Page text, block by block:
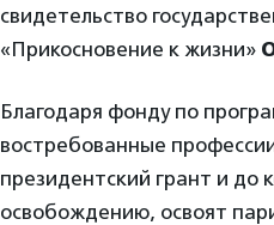
свидетельство
«Прикосновение к жизни»
Благодаря фонду по
востребованные
президентский грант и до
освобождению, освоят